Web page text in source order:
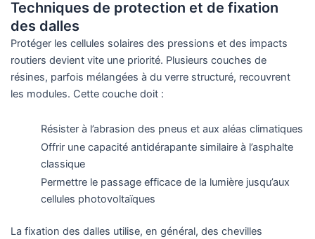
Techniques de protection et de fixation
des dalles
Protéger les cellules solaires des pressions et des impacts
routiers devient vite une priorité. Plusieurs couches de
résines, parfois mélangées à du verre structuré, recouvrent
les modules. Cette couche doit :
Résister à l’abrasion des pneus et aux aléas climatiques
Offrir une capacité antidérapante similaire à l’asphalte
classique
Permettre le passage efficace de la lumière jusqu’aux
cellules photovoltaïques
La fixation des dalles utilise, en général, des chevilles